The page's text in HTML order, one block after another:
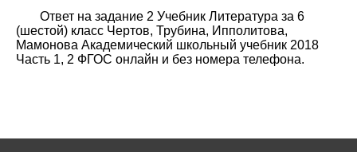
Ответ на задание 2 Учебник Литература за 6
(шестой) класс Чертов, Трубина, Ипполитова,
Мамонова Академический школьный учебник 2018
Часть 1, 2 ФГОС онлайн и без номера телефона.